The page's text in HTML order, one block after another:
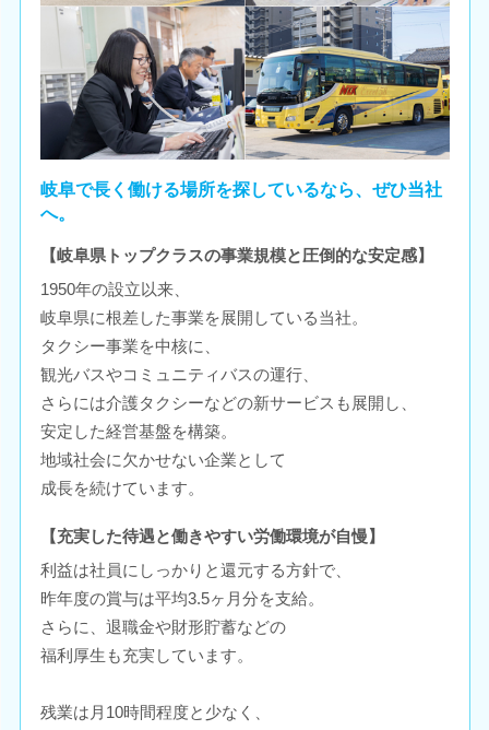
岐阜で長く働ける場所を探しているなら、ぜひ当社
へ。
【岐阜県トップクラスの事業規模と圧倒的な安定感】
1950年の設立以来、
岐阜県に根差した事業を展開している当社。
タクシー事業を中核に、
観光バスやコミュニティバスの運行、
さらには介護タクシーなどの新サービスも展開し、
安定した経営基盤を構築。
地域社会に欠かせない企業として
成長を続けています。
【充実した待遇と働きやすい労働環境が自慢】
利益は社員にしっかりと還元する方針で、
昨年度の賞与は平均3.5ヶ月分を支給。
さらに、退職金や財形貯蓄などの
福利厚生も充実しています。
残業は月10時間程度と少なく、